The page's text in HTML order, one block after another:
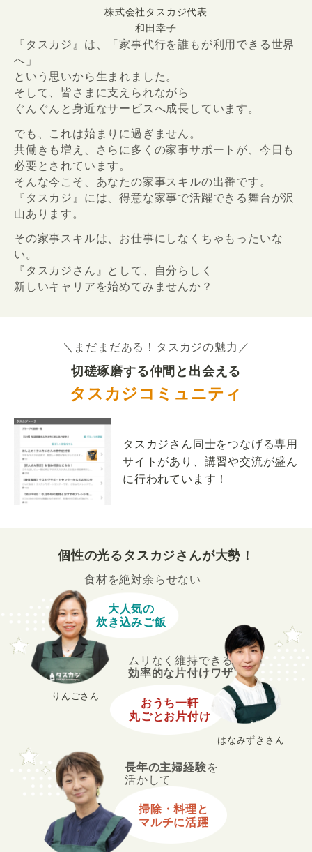
株式会社タスカジ代表
和田幸子
『タスカジ』は、「家事代行を誰もが利用できる世界
へ」
という思いから生まれました。
そして、皆さまに支えられながら
ぐんぐんと身近なサービスへ成長しています。
でも、これは始まりに過ぎません。
共働きも増え、さらに多くの家事サポートが、今日も
必要とされています。
そんな今こそ、あなたの家事スキルの出番です。
『タスカジ』には、得意な家事で活躍できる舞台が沢
山あります。
その家事スキルは、お仕事にしなくちゃもったいな
い。
『タスカジさん』として、自分らしく
新しいキャリアを始めてみませんか？
＼まだまだある！タスカジの魅力／
切磋琢磨する仲間と出会える
タスカジコミュニティ
タスカジさん同士をつなげる専用
サイトがあり、講習や交流が盛ん
に行われています！
個性の光るタスカジさんが大勢！
長年の主婦経験を
活かして
掃除・料理と
マルチに活躍
りんごさん
食材を絶対余らせない
大人気の
炊き込みご飯
はなみずきさん
ムリなく維持できる
効率的な片付けワザ
おうち一軒
丸ごとお片付け